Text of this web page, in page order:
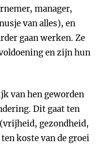
manager,
van alles), en
gaan werken. Ze
en zijn hun
van hen geworden
Dit gaat ten
gezondheid,
koste van de groei